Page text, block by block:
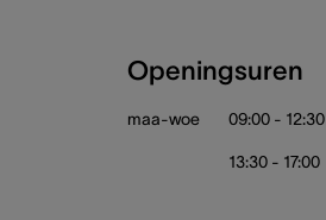
Openingsuren
maa-woe 09:00 - 12:30
13:30 - 17:00